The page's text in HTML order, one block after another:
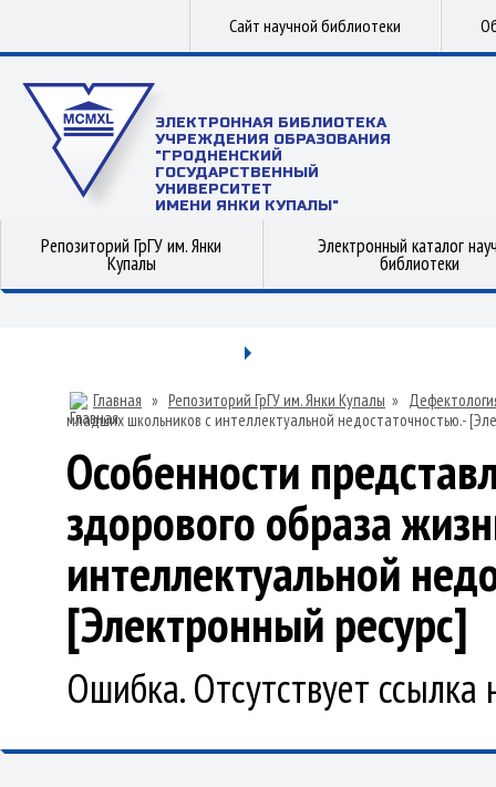
Сайт научной библиотеки
ЭЛЕКТРОННАЯ БИБЛИОТЕКА
УЧРЕЖДЕНИЯ ОБРАЗОВАНИЯ
"ГРОДНЕНСКИЙ
ГОСУДАРСТВЕННЫЙ
УНИВЕРСИТЕТ
ИМЕНИ ЯНКИ КУПАЛЫ"
Репозиторий ГрГУ им. Янки
Купалы
Электронный каталог
библиотеки
Главная » Репозиторий ГрГУ им. Янки Купалы »
младших школьников с интеллектуальной недостаточностью.-
Особенности
здорового образа
интеллектуальной
[Электронный ресурс]
Ошибка. Отсутствует